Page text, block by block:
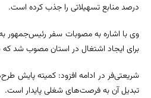
درصد منابع تسهیلاتی را جذب کرده است.
برای ایجاد اشتغال در استان مصوب شد
شریعتی‌فر در ادامه افزود: کمیته پایش
تبدیل آن به فرصت‌های شغلی پایدار است.